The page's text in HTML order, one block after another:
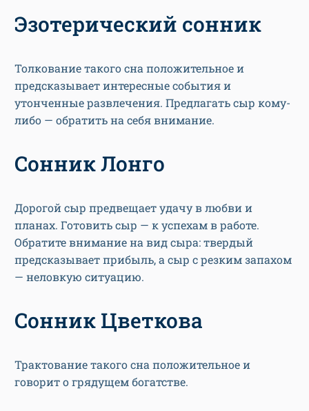
Эзотерический сонник
Толкование такого сна положительное и
предсказывает интересные события и
утонченные развлечения. Предлагать сыр кому-
либо — обратить на себя внимание.
Сонник Лонго
Дорогой сыр предвещает удачу в любви и
планах. Готовить сыр — к успехам в работе.
Обратите внимание на вид сыра: твердый
предсказывает прибыль, а сыр с резким запахом
— неловкую ситуацию.
Сонник Цветкова
Трактование такого сна положительное и
говорит о грядущем богатстве.